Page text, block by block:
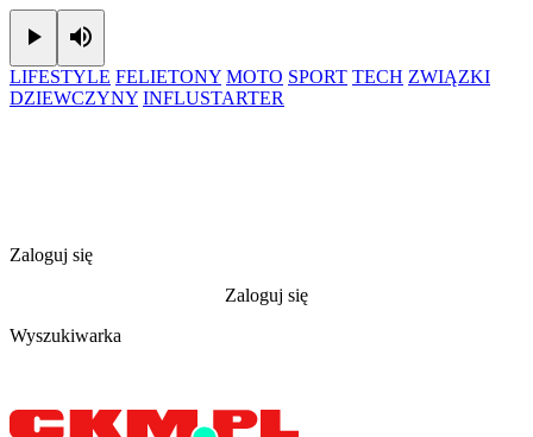
Play
LIFESTYLE FELIETONY MOTO SPORT TECH ZWIĄZKI
DZIEWCZYNY INFLUSTARTER
Zaloguj się
Zaloguj się
Wyszukiwarka